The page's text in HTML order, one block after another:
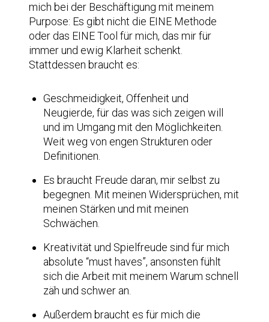
mich bei der Beschäftigung mit meinem
Purpose: Es gibt nicht die EINE Methode
oder das EINE Tool für mich, das mir für
immer und ewig Klarheit schenkt.
Stattdessen braucht es:
Geschmeidigkeit, Offenheit und
Neugierde, für das was sich zeigen will
und im Umgang mit den Möglichkeiten.
Weit weg von engen Strukturen oder
Definitionen.
Es braucht Freude daran, mir selbst zu
begegnen. Mit meinen Widersprüchen, mit
meinen Stärken und mit meinen
Schwächen.
Kreativität und Spielfreude sind für mich
absolute “must haves”, ansonsten fühlt
sich die Arbeit mit meinem Warum schnell
zäh und schwer an.
Außerdem braucht es für mich die